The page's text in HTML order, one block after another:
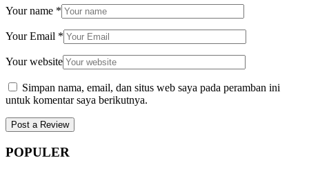
Your name *
Your Email *
Your website
Simpan nama, email, dan situs web saya pada peramban ini
untuk komentar saya berikutnya.
POPULER